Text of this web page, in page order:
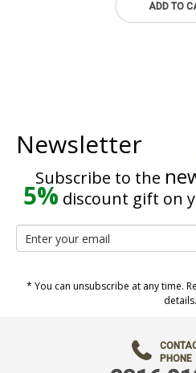
ADD TO
Newsletter
Subscribe to the
5% discount gift on
* You can unsubscribe at any time.
details.
PHONE